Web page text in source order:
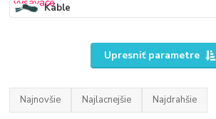
Káble
Upresniť parametre
Najnovšie Najlacnejšie Najdrahšie